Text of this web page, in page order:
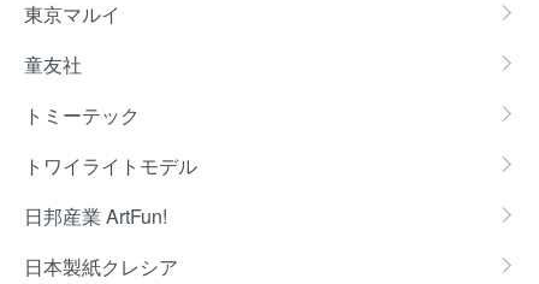
東京マルイ
童友社
トミーテック
トワイライトモデル
日邦産業 ArtFun!
日本製紙クレシア